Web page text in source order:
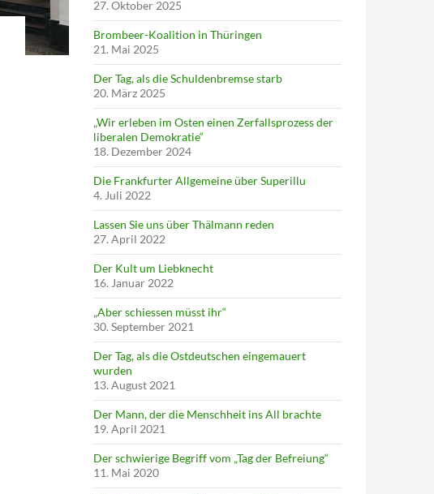
27. Oktober 2025
Brombeer-Koalition in Thüringen
21. Mai 2025
Der Tag, als die Schuldenbremse starb
20. März 2025
„Wir erleben im Osten einen Zerfallsprozess der
liberalen Demokratie“
18. Dezember 2024
Die Frankfurter Allgemeine über Superillu
4. Juli 2022
Lassen Sie uns über Thälmann reden
27. April 2022
Der Kult um Liebknecht
16. Januar 2022
„Aber schiessen müsst ihr“
30. September 2021
Der Tag, als die Ostdeutschen eingemauert
wurden
13. August 2021
Der Mann, der die Menschheit ins All brachte
19. April 2021
Der schwierige Begriff vom „Tag der Befreiung“
11. Mai 2020